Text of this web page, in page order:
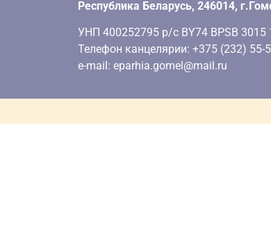
Республика Беларусь, 246014,
УНП 400252795 р/с BY74 BPSB 3015
Телефон канцелярии: +375 (232) 55-
e-mail: eparhia.gomel@mail.ru